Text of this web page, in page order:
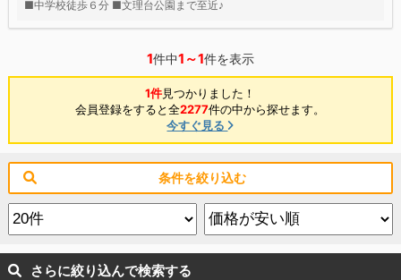
■中学校徒歩６分 ■文理台公園まで至近♪
1件中1～1件を表示
1件見つかりました！
会員登録をすると全2277件の中から探せます。
今すぐ見る
条件を絞り込む
さらに絞り込んで検索する